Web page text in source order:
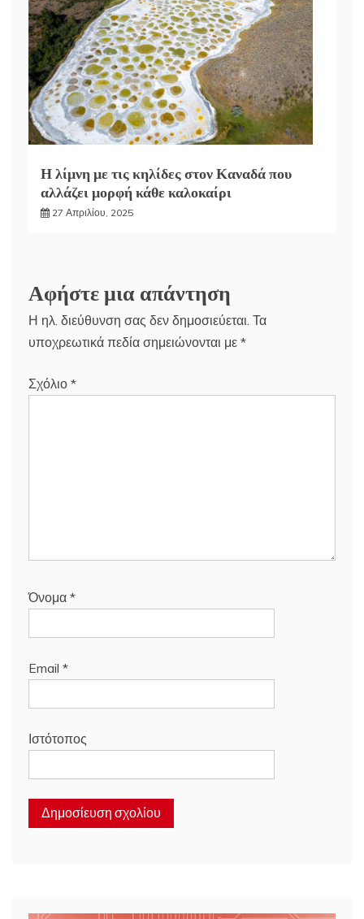
Η λίμνη με τις κηλίδες στον Καναδά που
αλλάζει μορφή κάθε καλοκαίρι
27 Απριλίου, 2025
Αφήστε μια απάντηση
Η ηλ. διεύθυνση σας δεν δημοσιεύεται. Τα
υποχρεωτικά πεδία σημειώνονται με *
Σχόλιο *
Όνομα *
Email *
Ιστότοπος